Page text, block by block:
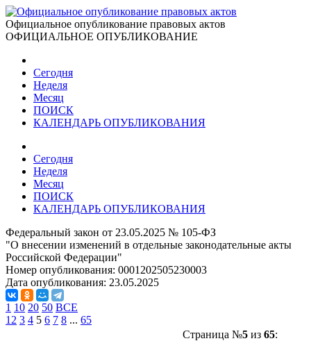
Официальное опубликование правовых актов
ОФИЦИАЛЬНОЕ ОПУБЛИКОВАНИЕ
Сегодня
Неделя
Месяц
ПОИСК
КАЛЕНДАРЬ ОПУБЛИКОВАНИЯ
Сегодня
Неделя
Месяц
ПОИСК
КАЛЕНДАРЬ ОПУБЛИКОВАНИЯ
Федеральный закон от 23.05.2025 № 105-ФЗ
"О внесении изменений в отдельные законодательные акты
Российской Федерации"
Номер опубликования: 0001202505230003
Дата опубликования: 23.05.2025
1 10 20 50 ВСЕ
1 2 3 4 5 6 7 8 ... 65
Страница №5из 65: